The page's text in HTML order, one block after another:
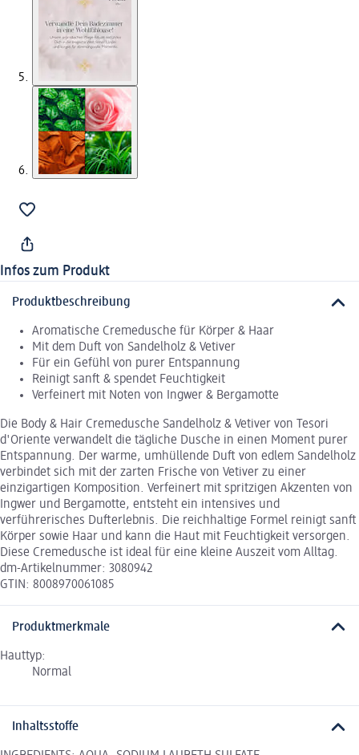
Infos zum Produkt
Produktbeschreibung
Aromatische Cremedusche für Körper & Haar
Mit dem Duft von Sandelholz & Vetiver
Für ein Gefühl von purer Entspannung
Reinigt sanft & spendet Feuchtigkeit
Verfeinert mit Noten von Ingwer & Bergamotte
Die Body & Hair Cremedusche Sandelholz & Vetiver von Tesori
d'Oriente verwandelt die tägliche Dusche in einen Moment purer
Entspannung. Der warme, umhüllende Duft von edlem Sandelholz
verbindet sich mit der zarten Frische von Vetiver zu einer
einzigartigen Komposition. Verfeinert mit spritzigen Akzenten von
Ingwer und Bergamotte, entsteht ein intensives und
verführerisches Dufterlebnis. Die reichhaltige Formel reinigt sanft
Körper sowie Haar und kann die Haut mit Feuchtigkeit versorgen.
Diese Cremedusche ist ideal für eine kleine Auszeit vom Alltag.
dm-Artikelnummer: 3080942
GTIN: 8008970061085
Produktmerkmale
Hauttyp:
Normal
Inhaltsstoffe